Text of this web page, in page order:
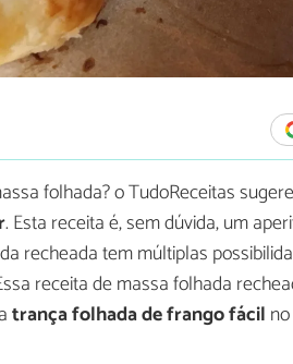
folhada? o TudoReceitas
. Esta receita é, sem dúvida, um
recheada tem múltiplas
receita de massa folhada
trança folhada de frango fácil